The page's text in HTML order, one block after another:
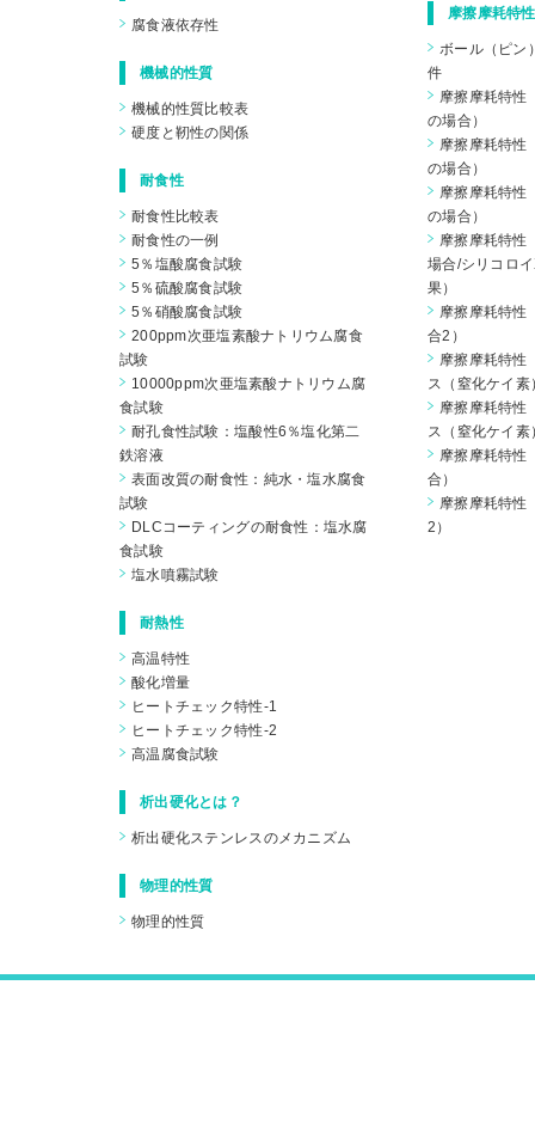
腐食液依存性
機械的性質
機械的性質比較表
硬度と靭性の関係
耐食性
耐食性比較表
耐食性の一例
5％塩酸腐食試験
5％硫酸腐食試験
5％硝酸腐食試験
200ppm次亜塩素酸ナトリウム腐食
試験
10000ppm次亜塩素酸ナトリウム腐
食試験
耐孔食性試験：塩酸性6％塩化第二
鉄溶液
表面改質の耐食性：純水・塩水腐食
試験
DLCコーティングの耐食性：塩水腐
食試験
塩水噴霧試験
耐熱性
高温特性
酸化増量
ヒートチェック特性-1
ヒートチェック特性-2
高温腐食試験
析出硬化とは？
析出硬化ステンレスのメカニズム
物理的性質
物理的性質
摩擦摩耗特
ボール（ピン
件
摩擦摩耗特性
の場合）
摩擦摩耗特性
の場合）
摩擦摩耗特性
の場合）
摩擦摩耗特性
場合/シリコロ
果）
摩擦摩耗特性
合2）
摩擦摩耗特性
ス（窒化ケイ素
摩擦摩耗特性
ス（窒化ケイ
摩擦摩耗特性
合）
摩擦摩耗特性
2）